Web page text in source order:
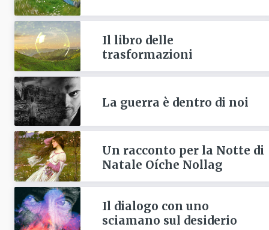
Il libro delle
trasformazioni
La guerra è dentro di noi
Un racconto per la Notte di
Natale Oíche Nollag
Il dialogo con uno
sciamano sul desiderio